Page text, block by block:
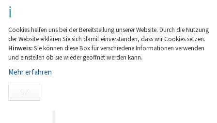
Cookies helfen uns bei der Bereitstellung unserer Website. Durch die Nutzung
der Website erklären Sie sich damit einverstanden, dass wir Cookies setzen.
Hinweis:Sie können diese Box für verschiedene Informationen verwenden
und einstellen ob sie wieder geöffnet werden kann.
Mehr erfahren
OK